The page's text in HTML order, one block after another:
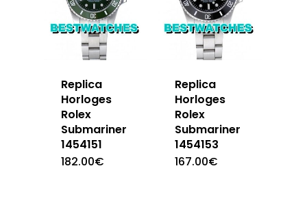
Replica
Horloges
Rolex
Submariner
1454151
182.00€
Replica
Horloges
Rolex
Submariner
1454153
167.00€